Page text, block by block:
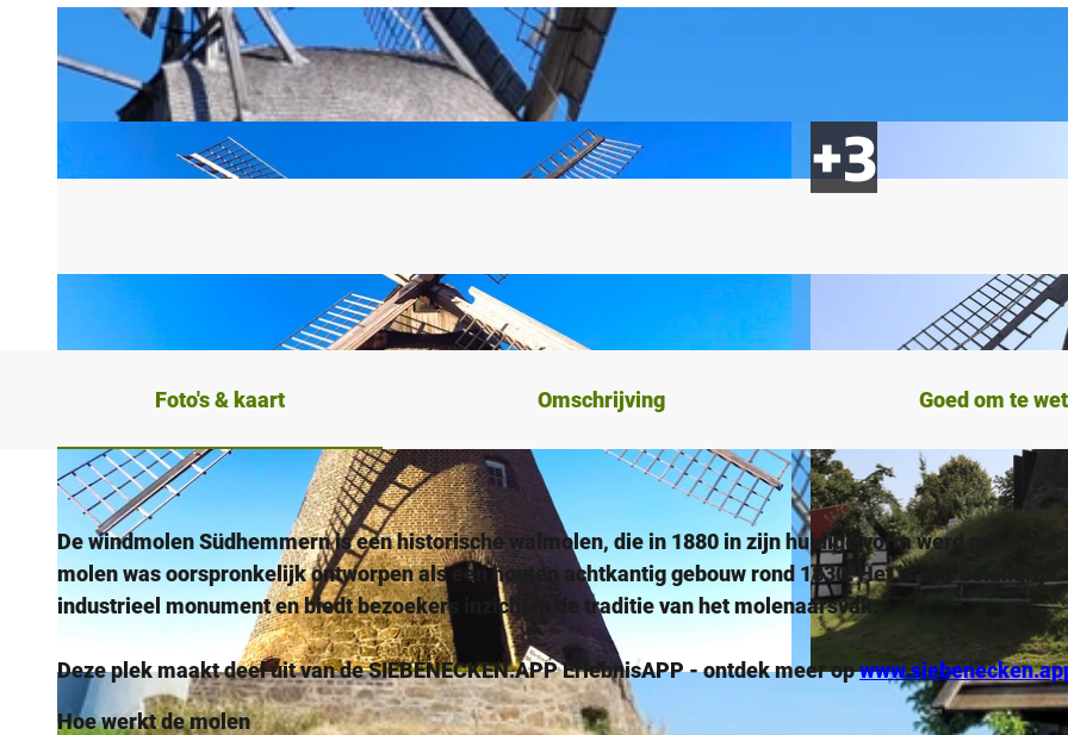
CC-BY-NC © Tourismusverband Sieben e.V. |CC-BY-SA
Foto's & kaart Omschrijving Goed om te
De windmolen Südhemmern is een historische walmolen, die in 1880 in zijn huidige vorm werd gebouwd.
molen was oorspronkelijk ontworpen als een houten achtkantig gebouw rond 1830. Het is een belangrijk
industrieel monument en biedt bezoekers inzicht in de traditie van het molenaarsvak.
Deze plek maakt deel uit van de SIEBENECKEN.APP ErlebnisAPP - ontdek meer op
Hoe werkt de molen